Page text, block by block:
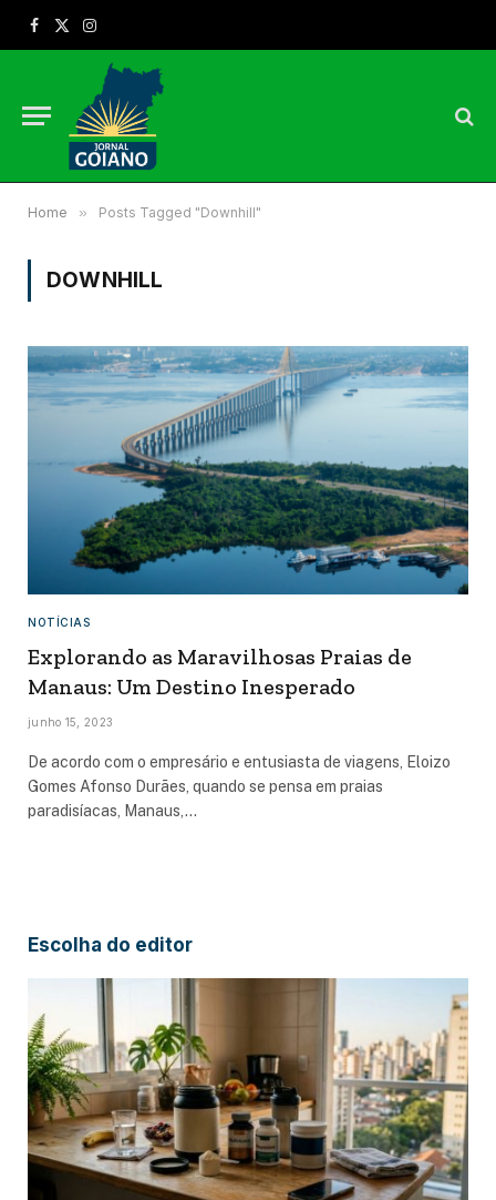
Facebook
X
Instagram
Home » Posts Tagged "Downhill"
DOWNHILL
NOTÍCIAS
Explorando as Maravilhosas Praias de
Manaus: Um Destino Inesperado
junho 15, 2023
De acordo com o empresário e entusiasta de viagens, Eloizo
Gomes Afonso Durães, quando se pensa em praias
paradisíacas, Manaus,…
Escolha do editor